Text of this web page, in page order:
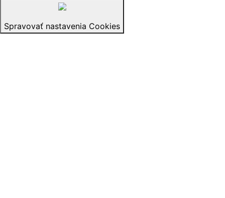
Spravovať nastavenia Cookies